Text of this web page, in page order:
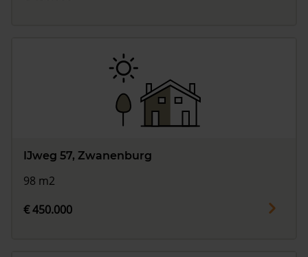
IJweg 57, Zwanenburg
98 m2
€ 450.000